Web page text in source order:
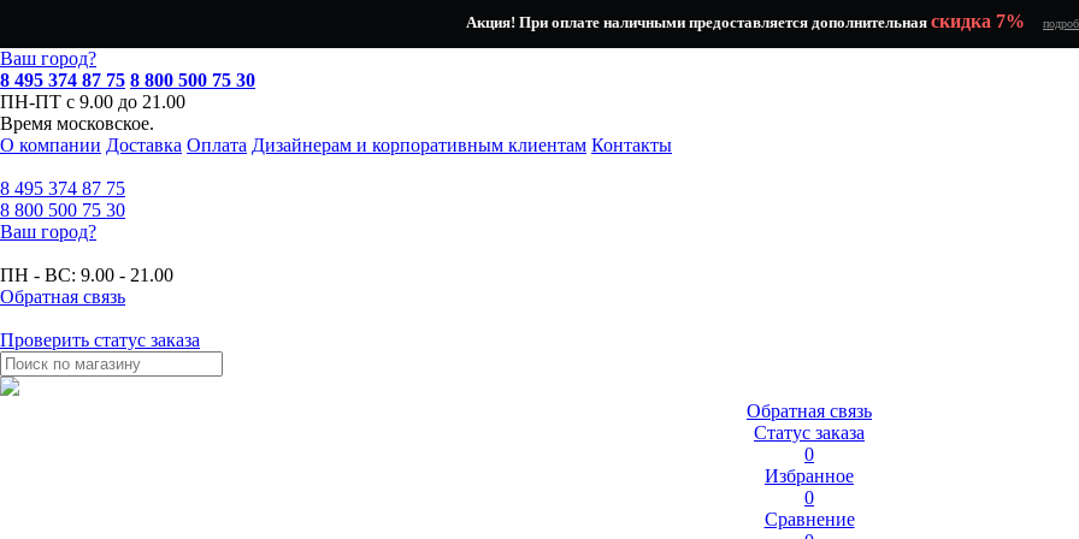
Акция! При оплате наличными предоставляется дополнительная скидка 7%
Ваш город?
8 495 374 87 75 8 800 500 75 30
ПН-ПТ с 9.00 до 21.00
Время московское.
О компании Доставка Оплата Дизайнерам и корпоративным клиентам Контакты
8 495 374 87 75
8 800 500 75 30
Ваш город?
ПН - ВС: 9.00 - 21.00
Обратная связь
Проверить статус заказа
Обратная связь
Статус заказа
0
Избранное
0
Сравнение